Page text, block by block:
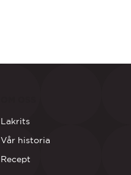
Lakrits
Vår historia
Recept